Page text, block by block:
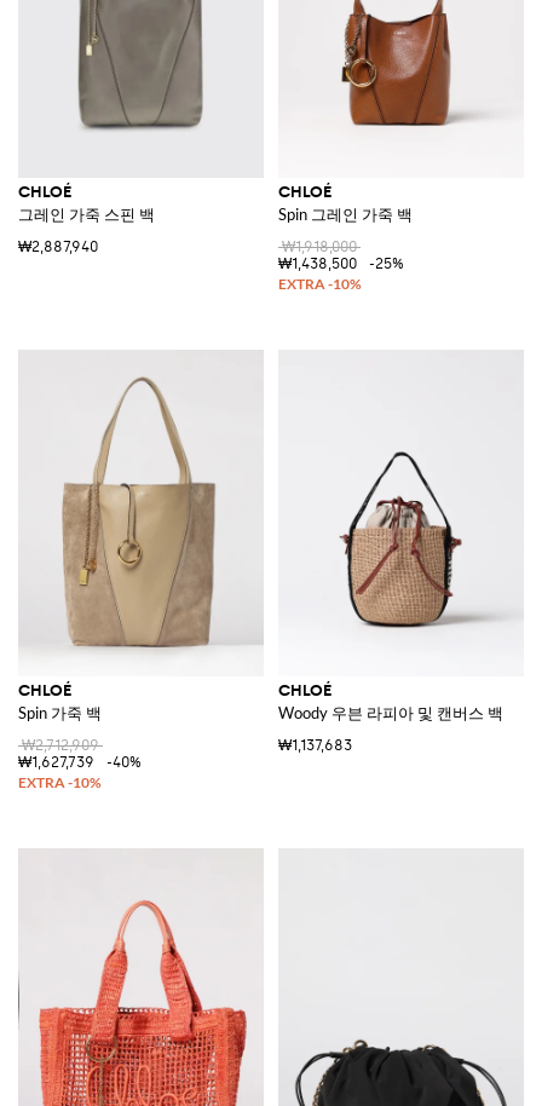
CHLOÉ
그레인 가죽 스핀 백
₩2,887,940
CHLOÉ
Spin 그레인 가죽 백
₩1,918,000
₩1,438,500
-25%
CHLOÉ
Spin 가죽 백
₩2,712,909
₩1,627,739
-40%
CHLOÉ
Woody 우븐 라피아 및 캔버스 백
₩1,137,683